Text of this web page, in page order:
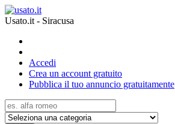
Usato.it - Siracusa
Accedi
Crea un account gratuito
Pubblica il tuo annuncio gratuitamente